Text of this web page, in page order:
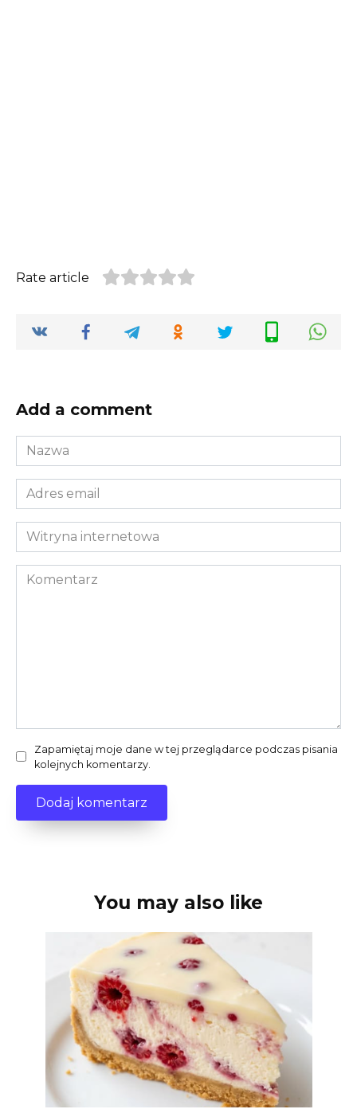
Rate article
Add a comment
Nazwa
*
Adres
email
*Witryna
internetowa
Komentarz
Zapamiętaj moje dane w tej przeglądarce podczas pisania
kolejnych komentarzy.
You may also like